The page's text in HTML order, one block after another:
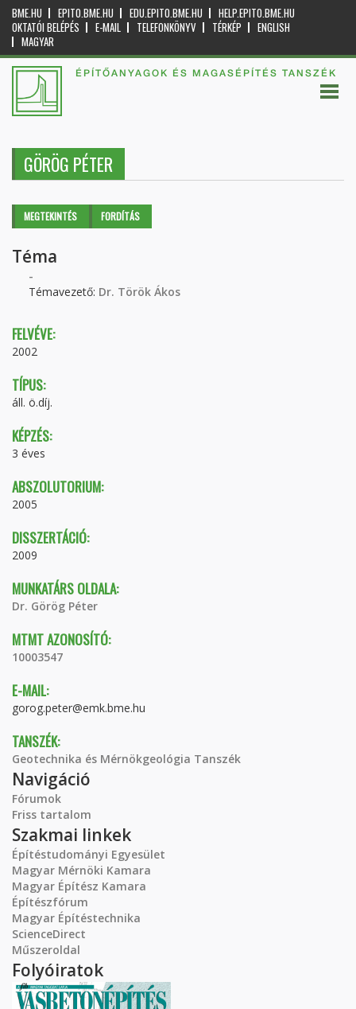
BME.HU EPITO.BME.HU EDU.EPITO.BME.HU
HELP.EPITO.BME.HU
OKTATÓI BELÉPÉS
E-MAIL TELEFONKÖNYV TÉRKÉP
ENGLISH
MAGYAR
ÉPÍTŐANYAGOK ÉS MAGASÉPÍTÉS TANSZÉK
GÖRÖG PÉTER
Elsődleges fülek
MEGTEKINTÉS (AKTÍVFORDÍTÁS
Téma
-
Témavezető: Dr. Török Ákos
FELVÉVE:
2002
TÍPUS:
áll. ö.díj.
KÉPZÉS:
3 éves
ABSZOLUTORIUM:
2005
DISSZERTÁCIÓ:
2009
MUNKATÁRS OLDALA:
Dr. Görög Péter
MTMT AZONOSÍTÓ:
10003547
E-MAIL:
gorog.peter@emk.bme.hu
TANSZÉK:
Geotechnika és Mérnökgeológia Tanszék
Navigáció
Fórumok
Friss tartalom
Szakmai linkek
Építéstudományi Egyesület
Magyar Mérnöki Kamara
Magyar Építész Kamara
Építészfórum
Magyar Építéstechnika
ScienceDirect
Műszeroldal
Folyóiratok